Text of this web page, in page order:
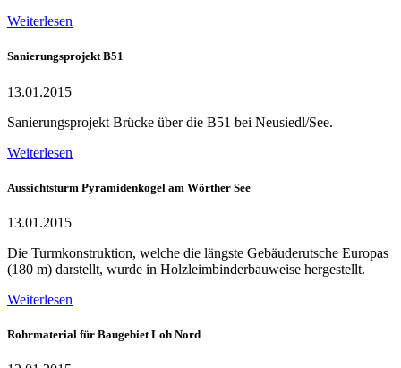
Weiterlesen
Sanierungsprojekt B51
13.01.2015
Sanierungsprojekt Brücke über die B51 bei Neusiedl/See.
Weiterlesen
Aussichtsturm Pyramidenkogel am Wörther See
13.01.2015
Die Turmkonstruktion, welche die längste Gebäuderutsche Europas
(180 m) darstellt, wurde in Holzleimbinderbauweise hergestellt.
Weiterlesen
Rohrmaterial für Baugebiet Loh Nord